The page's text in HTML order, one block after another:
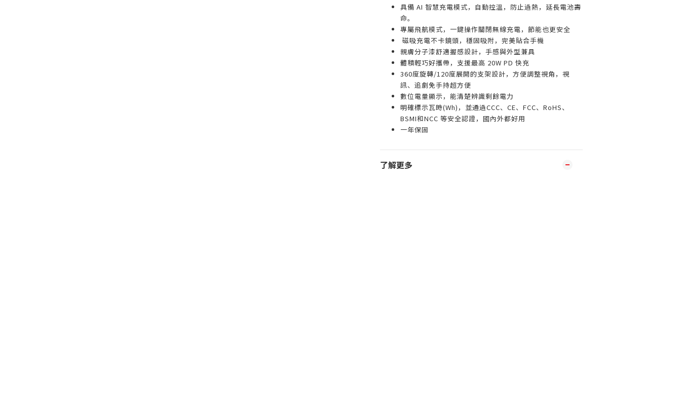
具備 AI 智慧充電模式，自動控溫，防止過熱，延長電池壽
命。
專屬飛航模式，一鍵操作關閉無線充電，節能也更安全
磁吸充電不卡鏡頭，穩固吸附，完美貼合手機
親膚分子漆舒適握感設計，手感與外型兼具
體積輕巧好攜帶，支援最高 20W PD 快充
360度旋轉/120度展開的支架設計，方便調整視角，視
訊、追劇免手持超方便
數位電量顯示，能清楚辨識剩餘電力
明確標示瓦時(Wh)，並通過CCC、CE、FCC、RoHS、
BSMI和NCC 等安全認證，國內外都好用
一年保固
了解更多